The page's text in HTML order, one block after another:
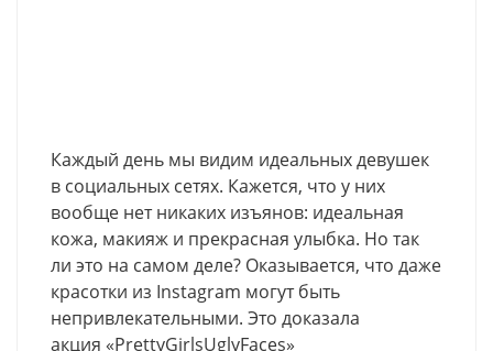
Каждый день мы видим идеальных девушек
в социальных сетях. Кажется, что у них
вообще нет никаких изъянов: идеальная
кожа, макияж и прекрасная улыбка. Но так
ли это на самом деле? Оказывается, что даже
красотки из Instagram могут быть
непривлекательными. Это доказала
акция «PrettyGirlsUglyFaces»